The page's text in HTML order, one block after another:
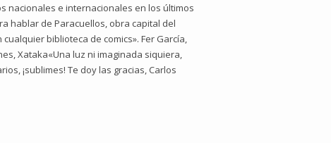
nacionales e internacionales en los últimos
hablar de Paracuellos, obra capital del
biblioteca de comics». Fer García,
Xataka«Una luz ni imaginada siquiera,
¡sublimes! Te doy las gracias, Carlos